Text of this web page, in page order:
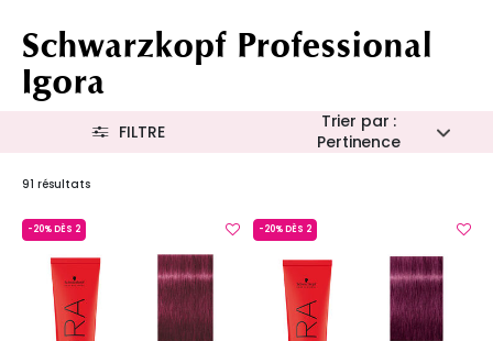
Schwarzkopf Professional
Igora
Trier par :
Pertinence
FILTRE
91 résultats
-20% DÈS 2 -20% DÈS 2